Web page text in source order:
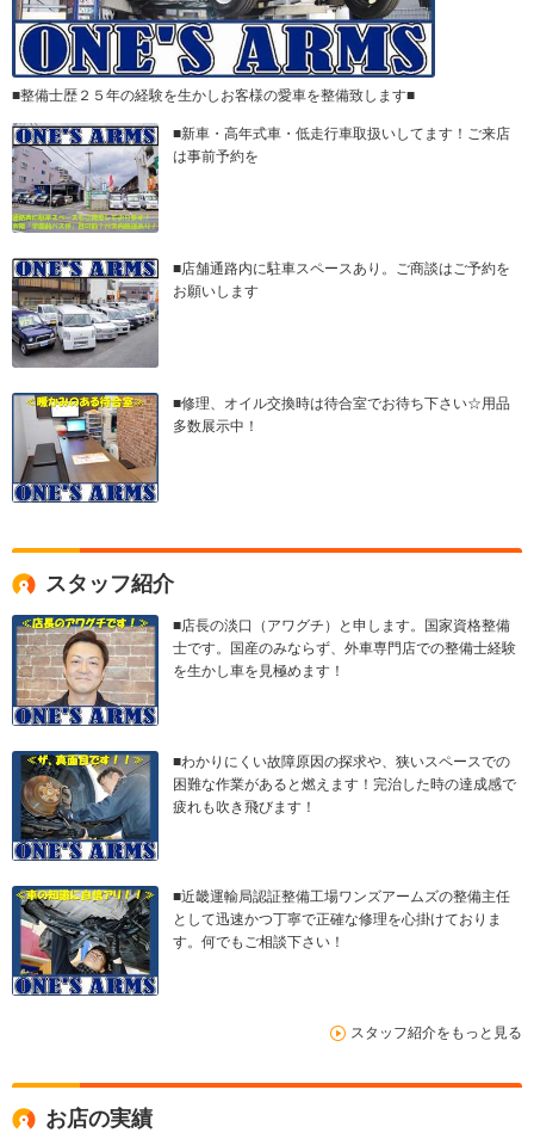
■整備士歴２５年の経験を生かしお客様の愛車を整備致します■
■新車・高年式車・低走行車取扱いしてます！ご来店
は事前予約を
■店舗通路内に駐車スペースあり。ご商談はご予約を
お願いします
■修理、オイル交換時は待合室でお待ち下さい☆用品
多数展示中！
スタッフ紹介
■店長の淡口（アワグチ）と申します。国家資格整備
士です。国産のみならず、外車専門店での整備士経験
を生かし車を見極めます！
■わかりにくい故障原因の探求や、狭いスペースでの
困難な作業があると燃えます！完治した時の達成感で
疲れも吹き飛びます！
■近畿運輸局認証整備工場ワンズアームズの整備主任
として迅速かつ丁寧で正確な修理を心掛けておりま
す。何でもご相談下さい！
スタッフ紹介をもっと見る
お店の実績